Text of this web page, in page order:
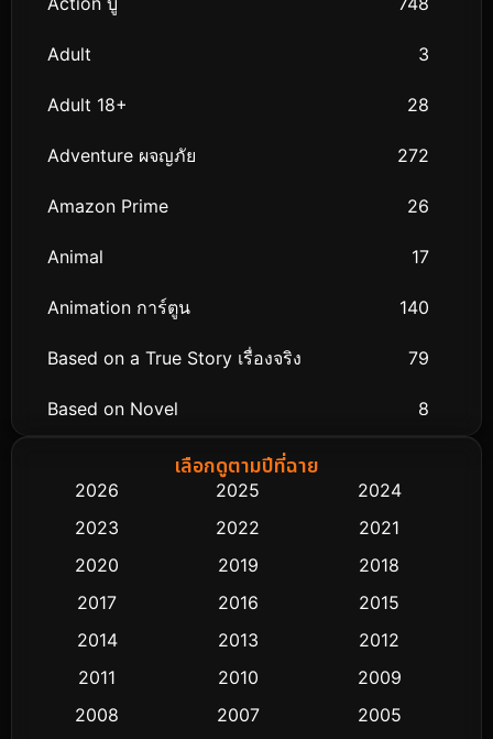
Adult 3
Adult 18+ 28
Adventure ผจญภัย 272
Amazon Prime 26
Animal 17
Animation การ์ตูน 140
Based on a True Story เรื่องจริง 79
Based on Novel 8
Biography ชีวิตจริง
Classic หนังคลาสสิก
Comedy ตลก 435
Crime อาชญากรรม
เลือกดูตามปีที่ฉาย
2026 2025
2024
2023
2022
2021
2020
2019
2018
2017
2016
2015
2014
2013
2012
2011
2010
2009
2008
2007
2005